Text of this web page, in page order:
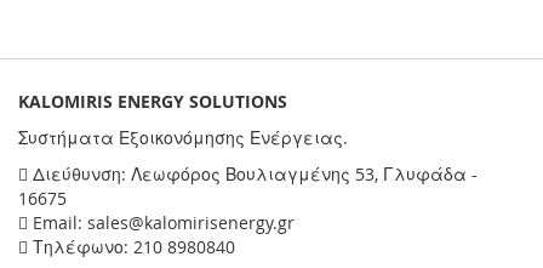
KALOMIRIS ENERGY SOLUTIONS
Συστήματα Εξοικονόμησης Ενέργειας.
Διεύθυνση: Λεωφόρος Βουλιαγμένης 53, Γλυφάδα -
16675
Email: sales@kalomirisenergy.gr
Τηλέφωνο: 210 8980840